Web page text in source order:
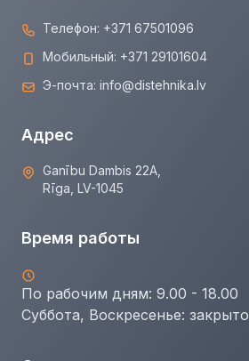
Телефон: +371 67501096
Мобильный: +371 29101604
Э-почта: info@distehnika.lv
Адрес
Ganību Dambis 22A,
Rīga, LV-1045
Время работы
По рабочим дням: 9.00 - 18.00
Суббота, Воскресенье: закрыто